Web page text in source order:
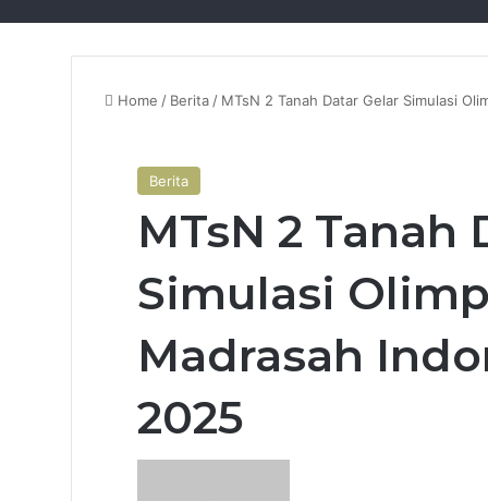
Home / Berita / MTsN 2 Tanah Datar Gelar Simulasi
Berita
MTsN 2 Tanah
Simulasi
Madrasah
2025